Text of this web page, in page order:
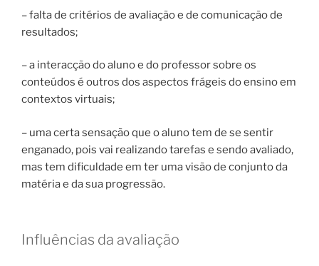
– falta de critérios de avaliação e de comunicação de
resultados;
– a interacção do aluno e do professor sobre os
conteúdos é outros dos aspectos frágeis do ensino em
contextos virtuais;
– uma certa sensação que o aluno tem de se sentir
enganado, pois vai realizando tarefas e sendo avaliado,
mas tem dificuldade em ter uma visão de conjunto da
matéria e da sua progressão.
Influências da avaliação